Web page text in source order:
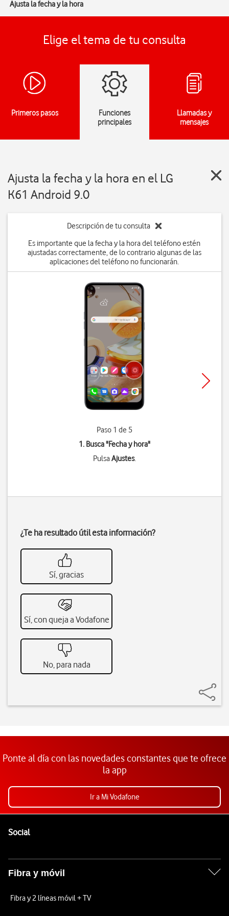
Ajusta la fecha y la hora
Elige el tema de tu consulta
Primeros pasos
Funciones
principales
Llamadas y
mensajes
Ajusta la fecha y la hora en el LG
K61 Android 9.0
Descripción de tu consulta
Es importante que la fecha y la hora del teléfono estén
ajustadas correctamente, de lo contrario algunas de las
aplicaciones del teléfono no funcionarán.
Paso 1 de 5
1. Busca "Fecha y hora"
PulsaAjustes.
¿Te ha resultado útil esta información?
Sí, gracias
Sí, con queja a Vodafone
No, para nada
Ponte al día con las novedades constantes que te ofrece
la app
Ir a Mi Vodafone
SocialEnlaces a las redes sociales de Vodafone
Fibra y móvil
Fibra y 2 líneas móvil + TV